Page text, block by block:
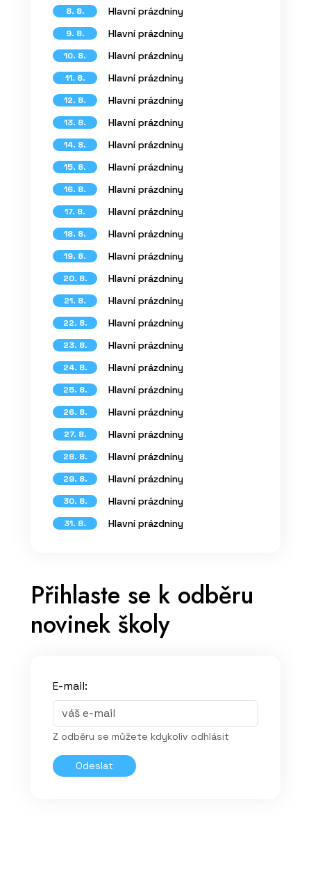
8. 8. Hlavní prázdniny
9. 8. Hlavní prázdniny
10. 8. Hlavní prázdniny
11. 8. Hlavní prázdniny
12. 8. Hlavní prázdniny
13. 8. Hlavní prázdniny
14. 8. Hlavní prázdniny
15. 8. Hlavní prázdniny
16. 8. Hlavní prázdniny
17. 8. Hlavní prázdniny
18. 8. Hlavní prázdniny
19. 8. Hlavní prázdniny
20. 8. Hlavní prázdniny
21. 8. Hlavní prázdniny
22. 8. Hlavní prázdniny
23. 8. Hlavní prázdniny
24. 8. Hlavní prázdniny
25. 8. Hlavní prázdniny
26. 8. Hlavní prázdniny
27. 8. Hlavní prázdniny
28. 8. Hlavní prázdniny
29. 8. Hlavní prázdniny
30. 8. Hlavní prázdniny
31. 8. Hlavní prázdniny
Přihlaste se k odběru
novinek školy
E-mail:
Z odběru se můžete kdykoliv odhlásit
Odeslat